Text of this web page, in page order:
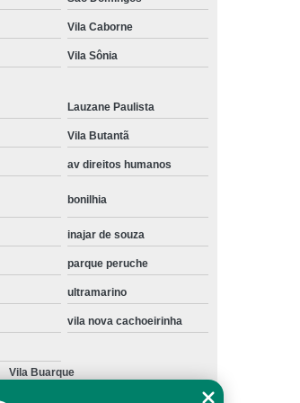
de Lavar Samsung
Maquina de Lavar Roupa
de Lavar Samsung
Roupa Instalação
de Lava e Seca
Maquina Lava e Seca
Instalação Lava Seca
Lava e Seca Samsung
Instalação
Lava e Seca
de Fogão Cooktop
em Fogão
Vila Caborne
Vila Sônia
Lauzane Paulista
Vila Butantã
av direitos humanos
bonilhia
inajar de souza
parque peruche
ultramarino
vila nova cachoeirinha
Vila Buarque